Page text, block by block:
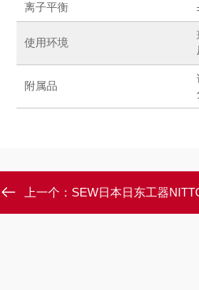
离子平衡
使用环境
附属品
上一个： SEW日本日东工器NITTO